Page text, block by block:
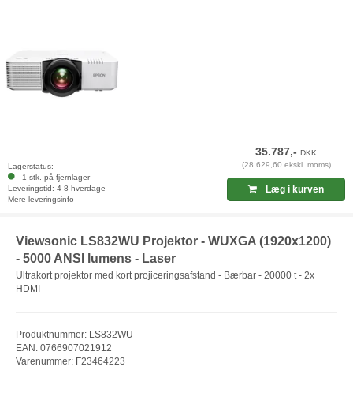
Lagerstatus:
1 stk. på fjernlager
Leveringstid: 4-8 hverdage
Mere leveringsinfo
35.787,-DKK
(28.629,60 ekskl. moms)
Læg i kurven
Viewsonic LS832WU Projektor - WUXGA (1920x1200)
- 5000 ANSI lumens - Laser
Ultrakort projektor med kort projiceringsafstand - Bærbar - 20000 t - 2x
HDMI
Produktnummer: LS832WU
EAN: 0766907021912
Varenummer: F23464223